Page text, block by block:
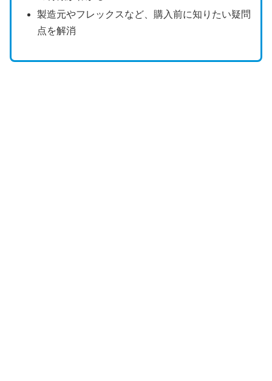
製造元やフレックスなど、購入前に知りたい疑問
点を解消